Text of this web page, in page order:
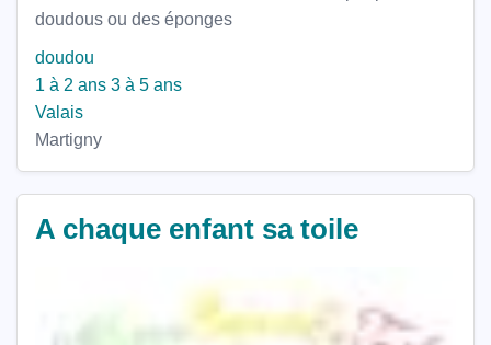
doudous ou des éponges
doudou
1 à 2 ans 3 à 5 ans
Valais
Martigny
A chaque enfant sa toile